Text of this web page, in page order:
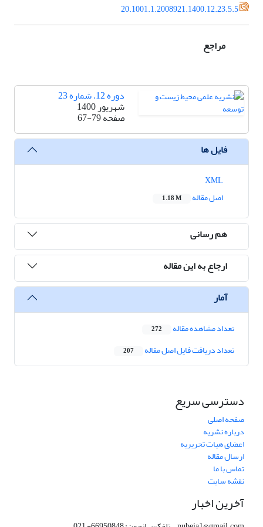
20.1001.1.2008921.1400.12.23.5.5
مراجع
دوره 12، شماره 23
شهریور 1400
صفحه67-79
فایل ها
اصل مقاله
1.18 M
هم رسانی
ارجاع به این مقاله
آمار
تعداد مشاهده مقاله 272
تعداد دریافت فایل اصل مقاله 207
دسترسی سریع
صفحه اصلی
درباره نشریه
اعضای هیات تحریریه
ارسال مقاله
تماس با ما
نقشه سایت
آخرین اخبار